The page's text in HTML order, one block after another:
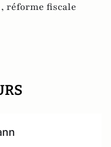
réforme fiscale